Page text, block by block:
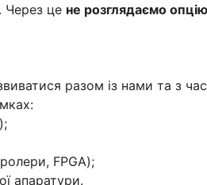
Через це не розглядаємо
разом із нами та з
FPGA);
апаратури.